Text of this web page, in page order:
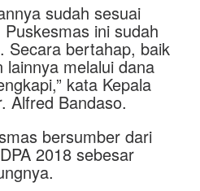
sudah sesuai
ini sudah
Secara bertahap, baik
melalui dana
kata Kepala
Alfred Bandaso.
bersumber dari
2018 sebesar